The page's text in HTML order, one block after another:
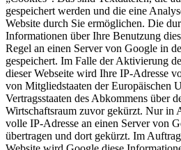
gespeichert werden und die eine
Website durch Sie ermöglichen. Die
Informationen über Ihre Benutzung
Regel an einen Server von Google in
gespeichert. Im Falle der Aktivierung
dieser Webseite wird Ihre IP-Adresse
von Mitgliedstaaten der Europäischen
Vertragsstaaten des Abkommens über
Wirtschaftsraum zuvor gekürzt. Nur in
volle IP-Adresse an einen Server von
übertragen und dort gekürzt. Im